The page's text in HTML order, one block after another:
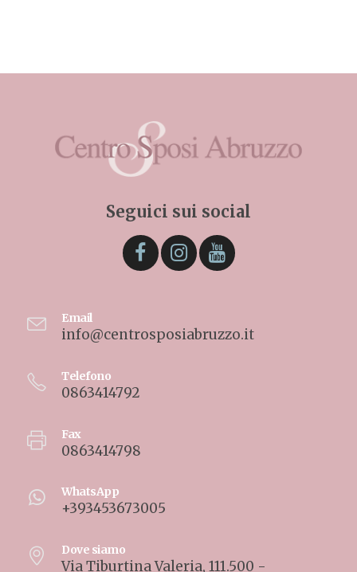
Seguici sui social
Email
info@centrosposiabruzzo.it
Telefono
0863414792
Fax
0863414798
WhatsApp
+393453673005
Dove siamo